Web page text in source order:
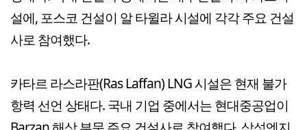
설에, 포스코 건설이 알 타윌라 시설에 각각 주요 건설
사로 참여했다.
카타르 라스라판(Ras Laffan) LNG 시설은 현재 불가
항력 선언 상태다. 국내 기업 중에서는 현대중공업이